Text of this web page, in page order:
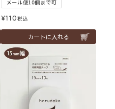
メール便10個まで可
¥110税込
カートに入れる